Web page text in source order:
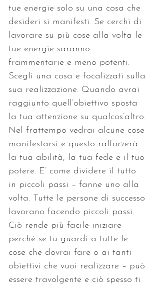
tue energie solo su una cosa che
desideri si manifesti. Se cerchi di
lavorare su più cose alla volta le
tue energie saranno
frammentarie e meno potenti.
Scegli una cosa e focalizzati sulla
sua realizzazione. Quando avrai
raggiunto quell’obiettivo sposta
la tua attenzione su qualcos’altro.
Nel frattempo vedrai alcune cose
manifestarsi e questo rafforzerà
la tua abilità, la tua fede e il tuo
potere. E’ come dividere il tutto
in piccoli passi – fanne uno alla
volta. Tutte le persone di successo
lavorano facendo piccoli passi.
Ciò rende più facile iniziare
perché se tu guardi a tutte le
cose che dovrai fare o ai tanti
obiettivi che vuoi realizzare – può
essere travolgente e ciò spesso ti